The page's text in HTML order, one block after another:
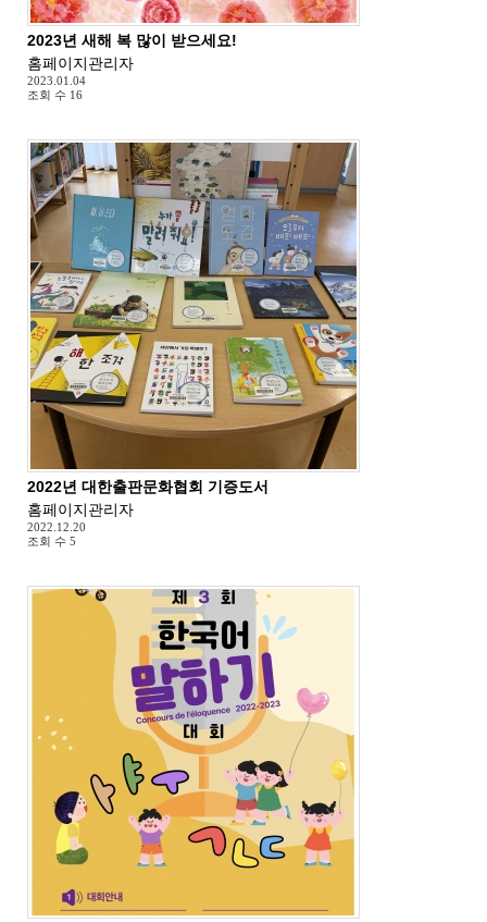
2023년 새해 복 많이 받으세요!
홈페이지관리자
2023.01.04
조회 수 16
2022년 대한출판문화협회 기증도서
홈페이지관리자
2022.12.20
조회 수 5